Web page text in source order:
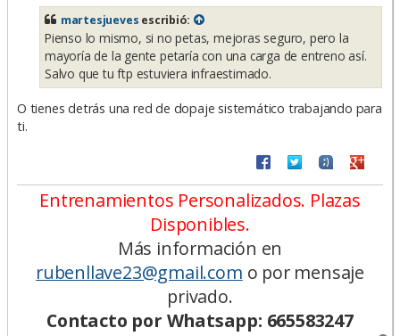
martesjueves escribió:
Pienso lo mismo, si no petas, mejoras seguro, pero la
mayoría de la gente petaría con una carga de entreno así.
Salvo que tu ftp estuviera infraestimado.
O tienes detrás una red de dopaje sistemático trabajando para
ti.
Entrenamientos Personalizados. Plazas
Disponibles.
Más información en
rubenllave23@gmail.com o por mensaje
privado.
Contacto por Whatsapp: 665583247